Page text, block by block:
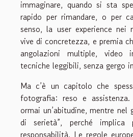
immaginare, quando si sta
rapido per rimandare, o per
senso, la user experience
vive di concretezza, e premia
angolazioni multiple, video
tecniche leggibili, senza gergo
Ma c’è un capitolo che
fotografia: reso e
ormai un’abitudine, mentre nel
di serietà”, perché implica
responsabilità. Le regole